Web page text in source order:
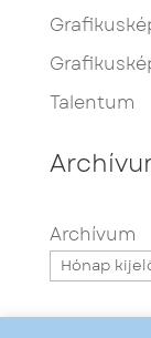
Talentum
Archívum